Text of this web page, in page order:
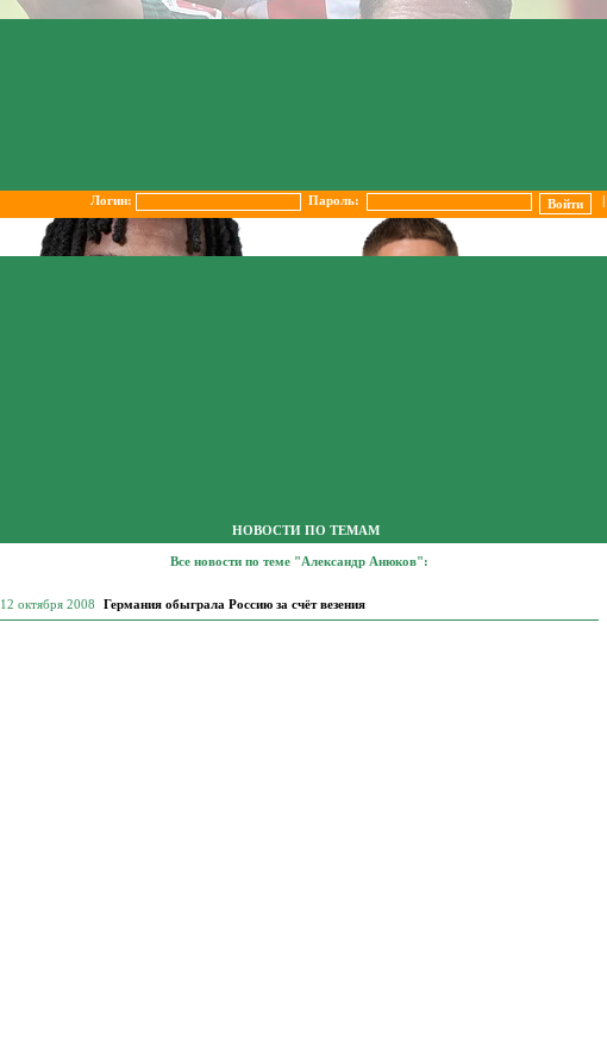
Логин: Пароль:
НОВОСТИ ПО ТЕМАМ
Все новости по теме "Александр Анюков":
12 октября 2008 Германия обыграла Россию за счёт везения